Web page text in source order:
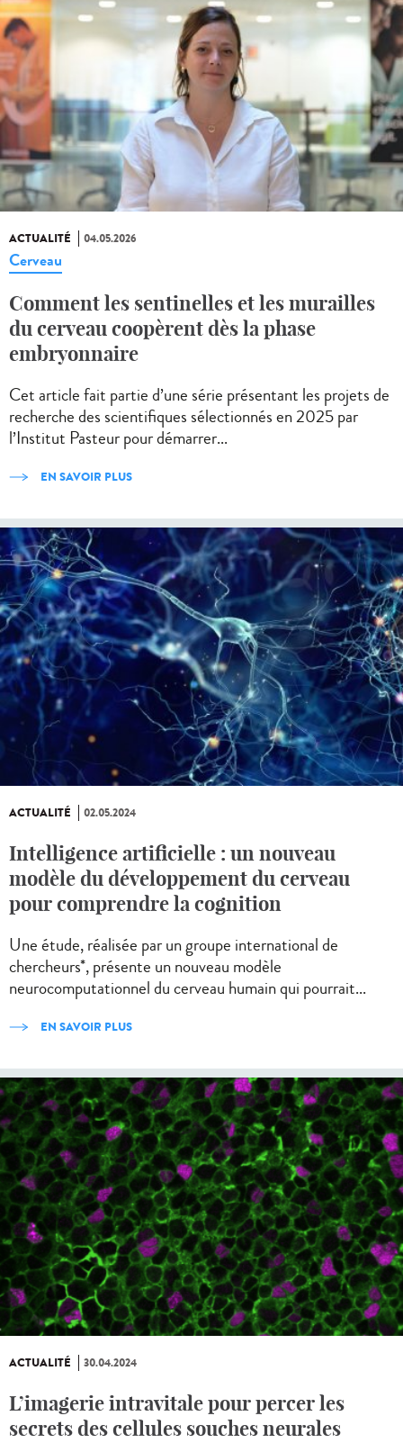
ACTUALITÉ 04.05.2026
Cerveau
Comment les sentinelles et les murailles
du cerveau coopèrent dès la phase
embryonnaire
Cet article fait partie d’une série présentant les projets de
recherche des scientifiques sélectionnés en 2025 par
l’Institut Pasteur pour démarrer...
EN SAVOIR PLUS
ACTUALITÉ 02.05.2024
Intelligence artificielle : un nouveau
modèle du développement du cerveau
pour comprendre la cognition
Une étude, réalisée par un groupe international de
chercheurs*, présente un nouveau modèle
neurocomputationnel du cerveau humain qui pourrait...
EN SAVOIR PLUS
ACTUALITÉ 30.04.2024
L’imagerie intravitale pour percer les
secrets des cellules souches neurales